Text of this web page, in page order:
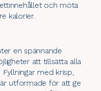
och möta
kalorier.
en spännande
att tillsätta alla
med krisp,
utformade för att ge